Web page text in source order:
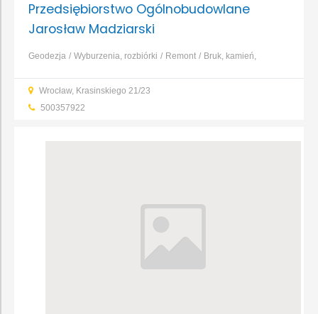
Przedsiębiorstwo Ogólnobudowlane
Jarosław Madziarski
Geodezja Wyburzenia, rozbiórki Remont
Bruk, kamień,
gazowe
Okna i drzwi ...
Wrocław, Krasinskiego 21/23
500357922